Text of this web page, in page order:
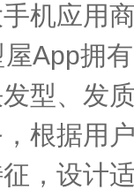
机应用
App拥
型、发
根据用
，设计